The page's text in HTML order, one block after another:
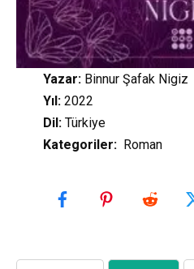
Yazar:Binnur Şafak Nigiz
Yıl:2022
Dil:Türkiye
Kategoriler:Roman